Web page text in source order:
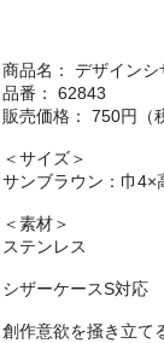
商品名： デザイン
品番： 62843
販売価格： 750円（
＜サイズ＞
サンブラウン：巾4×
＜素材＞
ステンレス
シザーケースS対応
創作意欲を掻き立て